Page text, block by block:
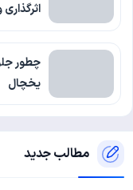
چطور
یخچال
مطالب جدید